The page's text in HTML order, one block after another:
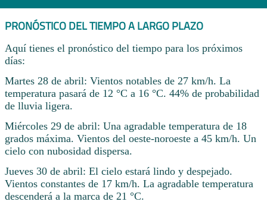
PRONÓSTICO DEL TIEMPO A LARGO PLAZO
Aquí tienes el pronóstico del tiempo para los próximos
días:
Martes 28 de abril: Vientos notables de 27 km/h. La
temperatura pasará de 12 °C a 16 °C. 44% de probabilidad
de lluvia ligera.
Miércoles 29 de abril: Una agradable temperatura de 18
grados máxima. Vientos del oeste-noroeste a 45 km/h. Un
cielo con nubosidad dispersa.
Jueves 30 de abril: El cielo estará lindo y despejado.
Vientos constantes de 17 km/h. La agradable temperatura
descenderá a la marca de 21 °C.